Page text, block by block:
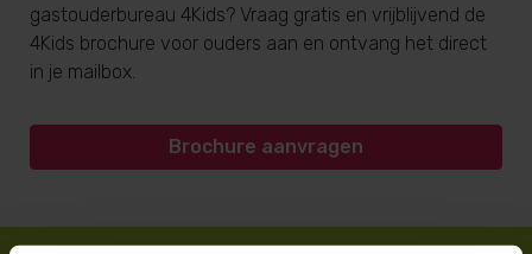
gastouderbureau 4Kids? Vraag gratis en vrijblijvend de
4Kids brochure voor ouders aan en ontvang het direct
in je mailbox.
Brochure aanvragen